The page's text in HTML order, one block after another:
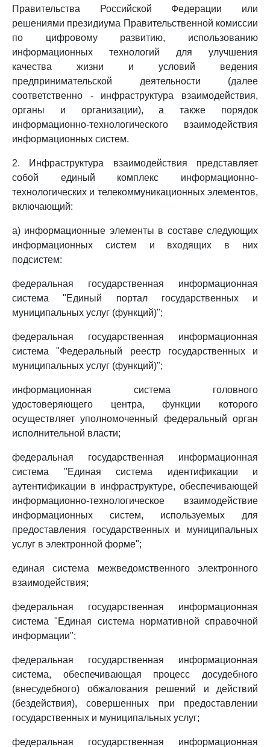
Правительства Российской Федерации или
решениями президиума Правительственной комиссии
по цифровому развитию, использованию
информационных технологий для улучшения
качества жизни и условий ведения
предпринимательской деятельности (далее
соответственно - инфраструктура взаимодействия,
органы и организации), а также порядок
информационно-технологического взаимодействия
информационных систем.
2. Инфраструктура взаимодействия представляет
собой единый комплекс информационно-
технологических и телекоммуникационных элементов,
включающий:
а) информационные элементы в составе следующих
информационных систем и входящих в них
подсистем:
федеральная государственная информационная
система "Единый портал государственных и
муниципальных услуг (функций)";
федеральная государственная информационная
система "Федеральный реестр государственных и
муниципальных услуг (функций)";
информационная система головного
удостоверяющего центра, функции которого
осуществляет уполномоченный федеральный орган
исполнительной власти;
федеральная государственная информационная
система "Единая система идентификации и
аутентификации в инфраструктуре, обеспечивающей
информационно-технологическое взаимодействие
информационных систем, используемых для
предоставления государственных и муниципальных
услуг в электронной форме";
единая система межведомственного электронного
взаимодействия;
федеральная государственная информационная
система "Единая система нормативной справочной
информации";
федеральная государственная информационная
система, обеспечивающая процесс досудебного
(внесудебного) обжалования решений и действий
(бездействия), совершенных при предоставлении
государственных и муниципальных услуг;
федеральная государственная информационная